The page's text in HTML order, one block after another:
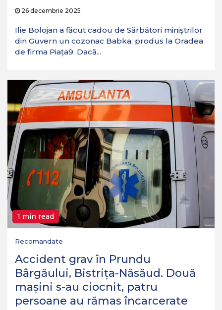
26 decembrie 2025
Ilie Bolojan a făcut cadou de Sărbători miniștrilor
din Guvern un cozonac Babka, produs la Oradea
de firma Piața9. Dacă...
1 min read
Recomandate
Accident grav în Prundu
Bârgăului, Bistrița-Năsăud. Două
mașini s-au ciocnit, patru
persoane au rămas încarcerate